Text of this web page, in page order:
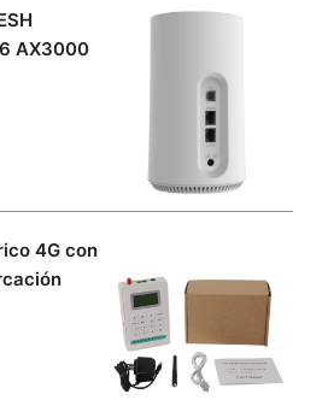
AX3000
4G con